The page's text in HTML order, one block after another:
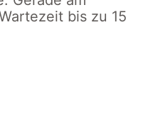
bis zu 15